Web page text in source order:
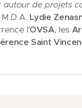
de projets
Lydie
l'OVSA, les
Saint